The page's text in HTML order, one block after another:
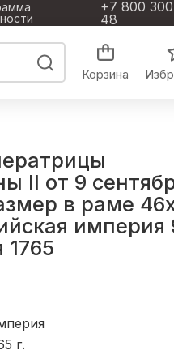
+7 800
48
Корзина
II от 9
в раме
империя
1765
г.